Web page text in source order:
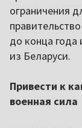
ограничения
до конца года
из Беларуси.
Привести к
военная сила